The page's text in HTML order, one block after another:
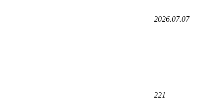
2026.07.07
221